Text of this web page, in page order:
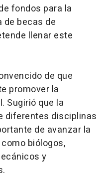
fondos para la
de becas de
llenar este
de que
promover la
Sugirió que la
diferentes disciplinas
de avanzar la
biólogos,
y